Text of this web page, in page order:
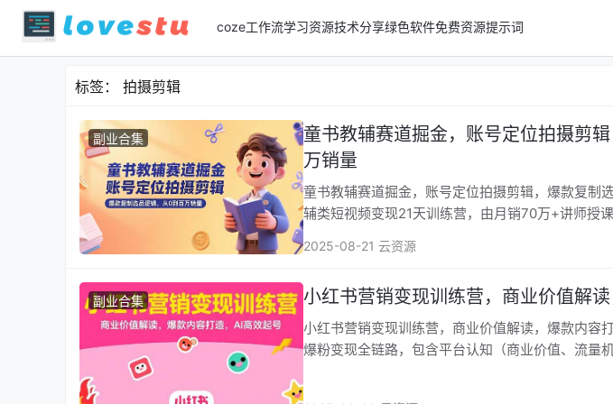
coze工作流学习资源技术分享绿色软件免费资源提示词
标签： 拍摄剪辑
副业合集
童书教辅赛道掘金，账号定位拍摄剪
万销量
童书教辅赛道掘金，账号定位拍摄剪辑，爆款复制选品逻辑，
辅类短视频变现21天训练营，由月销70万+讲师授
2025-08-21 云资源
副业合集 小红书营销变现训练营，商业价值解
小红书营销变现训练营，商业价值解读，爆款内容打造，AI高效起号
爆粉变现全链路，包含平台认知（商业价值、流量